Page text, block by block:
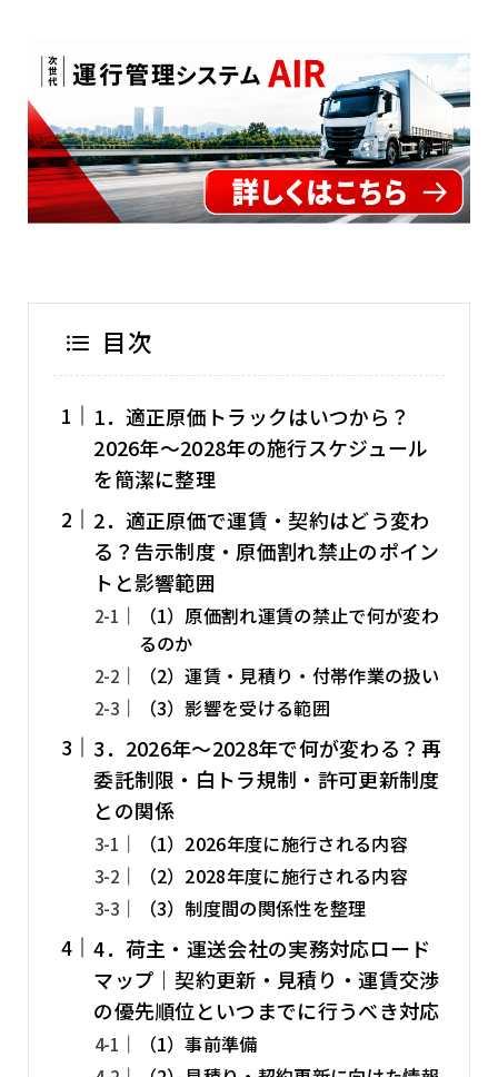
目次
1．適正原価トラックはいつから？
2026年～2028年の施行スケジュール
を簡潔に整理
2．適正原価で運賃・契約はどう変わ
る？告示制度・原価割れ禁止のポイン
トと影響範囲
（1）原価割れ運賃の禁止で何が変わ
るのか
（2）運賃・見積り・付帯作業の扱い
（3）影響を受ける範囲
3．2026年～2028年で何が変わる？再
委託制限・白トラ規制・許可更新制度
との関係
（1）2026年度に施行される内容
（2）2028年度に施行される内容
（3）制度間の関係性を整理
4．荷主・運送会社の実務対応ロード
マップ｜契約更新・見積り・運賃交渉
の優先順位といつまでに行うべき対応
（1）事前準備